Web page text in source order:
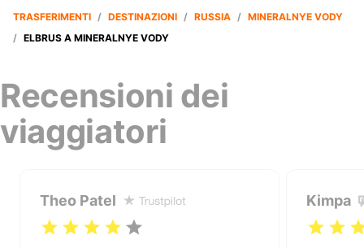
TRASFERIMENTI / DESTINAZIONI / RUSSIA / MINERALNYE VODY
/ ELBRUS A MINERALNYE VODY
Recensioni dei
viaggiatori
Theo Patel Kimpa